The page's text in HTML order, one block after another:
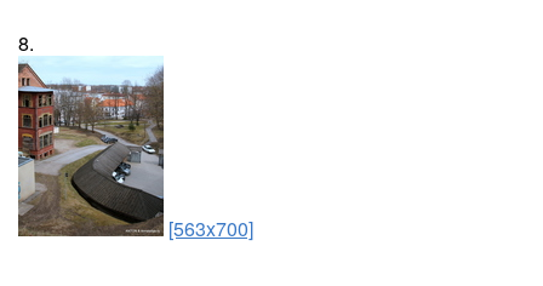
8.
[563x700]